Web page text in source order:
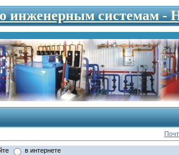
инженерным системам
в интернете